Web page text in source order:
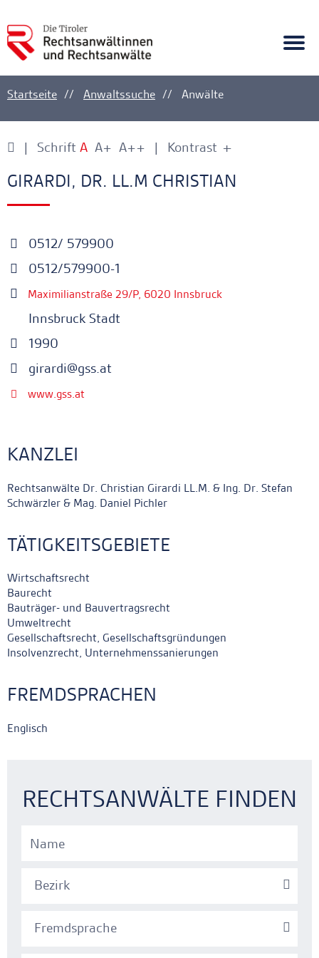
Ankerlink
Startseite Anwaltssuche Anwälte
Schrift A A+ A++ Kontrast +
-
Ankerlink
GIRARDI, DR. LL.M CHRISTIAN
0512/ 579900
0512/579900-1
Maximilianstraße 29/P, 6020 Innsbruck
Innsbruck Stadt
1990
girardi@gss.at
www.gss.at
KANZLEI
Rechtsanwälte Dr. Christian Girardi LL.M. & Ing. Dr. Stefan
Schwärzler & Mag. Daniel Pichler
TÄTIGKEITSGEBIETE
Wirtschaftsrecht
Baurecht
Bauträger- und Bauvertragsrecht
Umweltrecht
Gesellschaftsrecht, Gesellschaftsgründungen
Insolvenzrecht, Unternehmenssanierungen
FREMDSPRACHEN
Englisch
RECHTSANWÄLTE FINDEN
Bezirk
Fremdsprache